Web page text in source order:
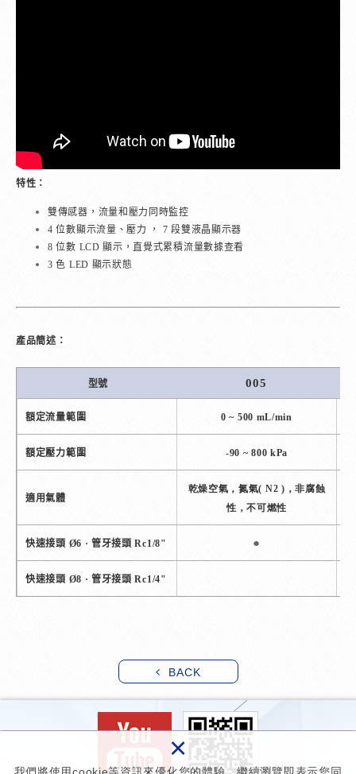
×
特性：
雙傳感器，流量和壓力同時監控
4 位數顯示流量、壓力 ， 7 段雙液晶顯示器
8 位數 LCD 顯示，直覺式累積流量數據查看
3 色 LED 顯示狀態
產品簡述：
型號 005
額定流量範圍 0 ~ 500 mL/min
額定壓力範圍 -90 ~ 800 kPa
適用氣體
乾燥空氣，氮氣( N2 )，非腐蝕
性，不可燃性
快速接頭 Ø6 · 管牙接頭 Rc1/8" ●
快速接頭 Ø8 · 管牙接頭 Rc1/4"
BACK